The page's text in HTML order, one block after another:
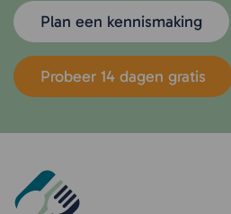
Plan een kennismaking
Probeer 14 dagen gratis